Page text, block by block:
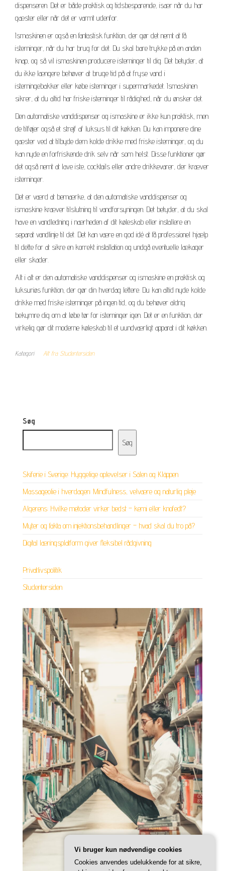
dispenseren. Det er både praktisk og tidsbesparende, især når du har
gæster eller når det er varmt udenfor.
Ismaskinen er også en fantastisk funktion, der gør det nemt at få
isterninger, når du har brug for det. Du skal bare trykke på en anden
knap, og så vil ismaskinen producere isterninger til dig. Det betyder, at
du ikke længere behøver at bruge tid på at fryse vand i
isterningebakker eller købe isterninger i supermarkedet. Ismaskinen
sikrer, at du altid har friske isterninger til rådighed, når du ønsker det.
Den automatiske vanddispenser og ismaskine er ikke kun praktisk, men
de tilføjer også et strejf af luksus til dit køkken. Du kan imponere dine
gæster ved at tilbyde dem kolde drikke med friske isterninger, og du
kan nyde en forfriskende drik selv når som helst. Disse funktioner gør
det også nemt at lave iste, cocktails eller andre drikkevarer, der kræver
isterninger.
Det er værd at bemærke, at den automatiske vanddispenser og
ismaskine kræver tilslutning til vandforsyningen. Det betyder, at du skal
have en vandledning i nærheden af dit køleskab eller installere en
separat vandlinje til det. Det kan være en god idé at få professionel hjælp
til dette for at sikre en korrekt installation og undgå eventuelle lækager
eller skader.
Alt i alt er den automatiske vanddispenser og ismaskine en praktisk og
luksuriøs funktion, der gør din hverdag lettere. Du kan altid nyde kolde
drikke med friske isterninger på ingen tid, og du behøver aldrig
bekymre dig om at løbe tør for isterninger igen. Det er en funktion, der
virkelig gør dit moderne køleskab til et uundværligt apparat i dit køkken.
Kategori Alt fra Studentersiden
Søg
Søg
Skiferie i Sverige: Hyggelige oplevelser i Sälen og Kläppen
Massageolie i hverdagen: Mindfulness, velvære og naturlig pleje
Algerens: Hvilke metoder virker bedst – kemi eller knofedt?
Myter og fakta om injektionsbehandlinger – hvad skal du tro på?
Digital læringsplatform giver fleksibel rådgivning
Privatlivspolitik
Studentersiden
Vi bruger kun nødvendige cookies
Cookies anvendes udelukkende for at sikre,